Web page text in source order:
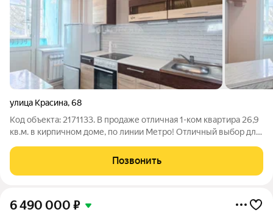
улица Красина,68
Код объекта: 2171133. В продаже отличная 1-ком квaртиpа 26,9
кв.м. в кирпичном доме, по линии Метро! Отличный выбор для
ремонт, квартира чистая и уютная. Вместительная прихожая.
Достаточно мест
Позвонить
6 490 000 ₽